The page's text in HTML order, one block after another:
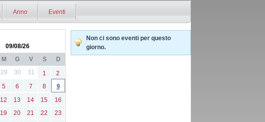
Anno Eventi
09/08/26
M G V S
D
29 30 31 1
2
5 6 7 8
9
12 13 14 15
16
19 20 21 22
23
Non ci sono eventi per questo
giorno.